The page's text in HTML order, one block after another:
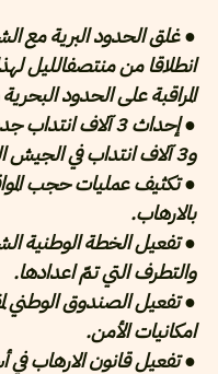
انطلاقا من منتصفالليل
المراقبة على الحدود
● إحداث 3 آلاف
و3 آلاف انتداب في الجيش الوطني لسنة 2016.
● تكثيف عمليات حجب
بالارهاب.
● تفعيل الخطة الوطنية
والتطرف التي تمّ اعدادها.
● تفعيل الصندوق الوطني
امكانيات الأمن.
● تفعيل قانون الارهاب